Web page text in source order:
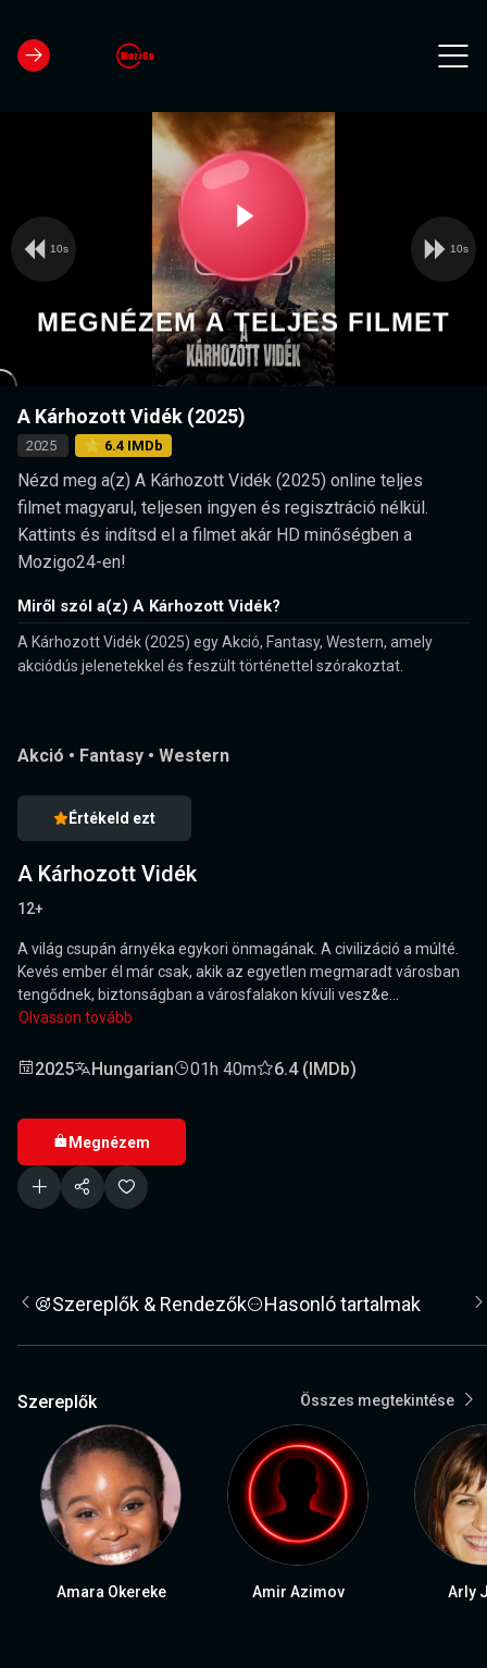
is
loading.
Play
Video
10s 10s
MEGNÉZEM A TELJES FILMET
A Kárhozott Vidék (2025)
2025 ⭐ 6.4 IMDb
Nézd meg a(z) A Kárhozott Vidék (2025) online teljes
filmet magyarul, teljesen ingyen és regisztráció nélkül.
Kattints és indítsd el a filmet akár HD minőségben a
Mozigo24-en!
Miről szól a(z) A Kárhozott Vidék?
A Kárhozott Vidék (2025) egy Akció, Fantasy, Western, amely
akciódús jelenetekkel és feszült történettel szórakoztat.
Akció • Fantasy • Western
Értékeld ezt
A Kárhozott Vidék
12+
A világ csupán árnyéka egykori önmagának. A civilizáció a múlté.
Kevés ember él már csak, akik az egyetlen megmaradt városban
tengődnek, biztonságban a városfalakon kívüli vesz&e...
Olvasson tovább
2025 Hungarian 01h 40m 6.4 (IMDb)
Megnézem
Szereplők & Rendezők Hasonló tartalmak
Szereplők Összes megtekintése
Amara Okereke Amir Azimov Arly